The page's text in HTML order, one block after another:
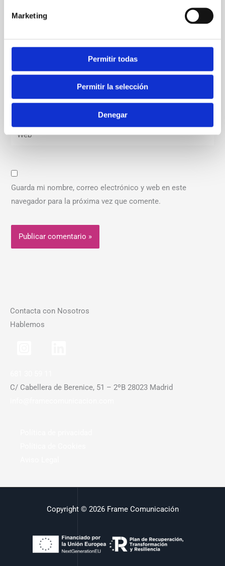
Marketing
Permitir todas
Permitir la selección
Denegar
electrónico*
Web
Guarda mi nombre, correo electrónico y web en este
navegador para la próxima vez que comente.
Contacta con Nosotros
Hablemos
C/ Cabellera de Berenice, 51 – 2ºB 28023 Madrid
Copyright © 2026 Frame Comunicación